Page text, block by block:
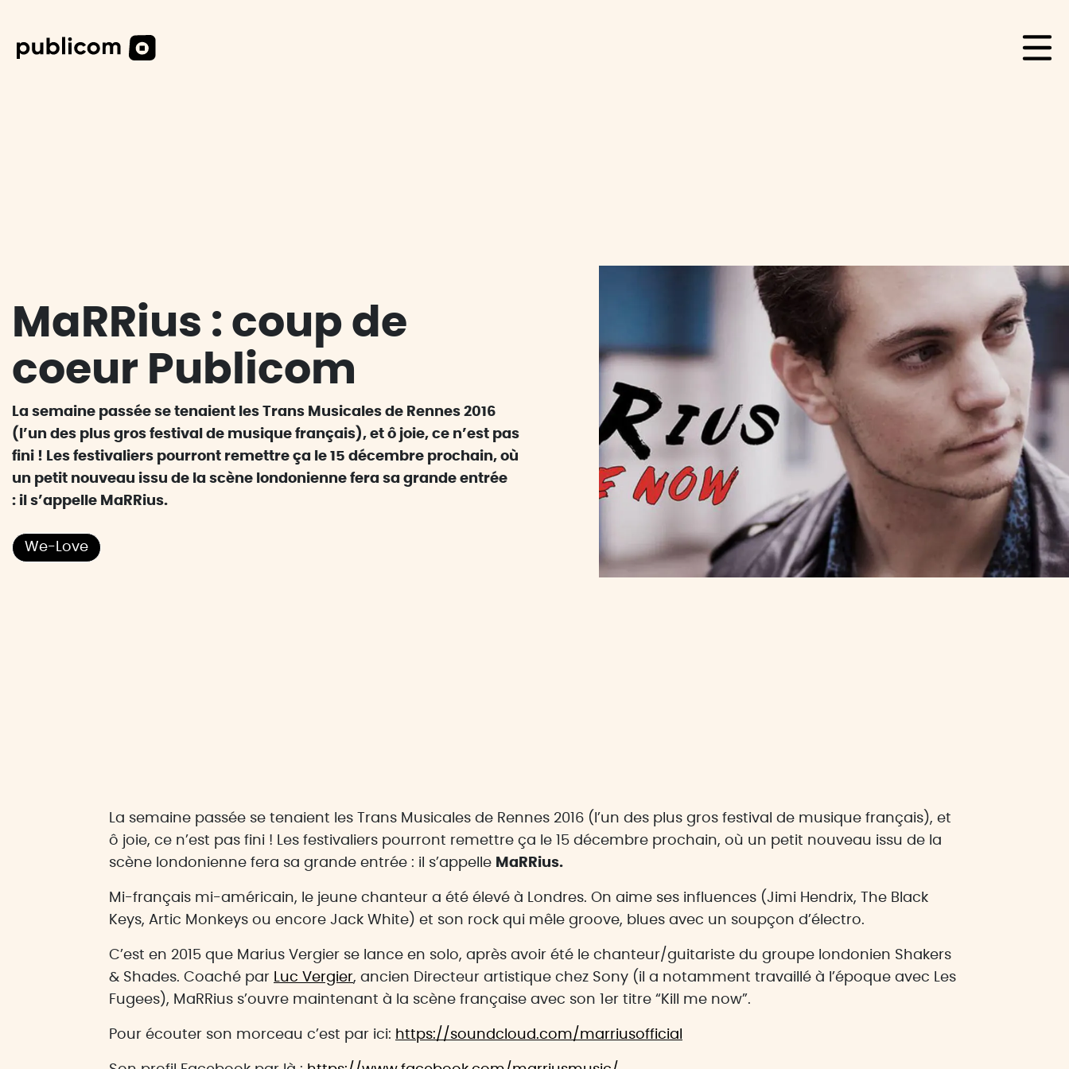
MaRRius : coup de
coeur Publicom
La semaine passée se tenaient les Trans Musicales de Rennes 2016
(l’un des plus gros festival de musique français), et ô joie, ce n’est pas
fini ! Les festivaliers pourront remettre ça le 15 décembre prochain, où
un petit nouveau issu de la scène londonienne fera sa grande entrée
: il s’appelle MaRRius.
We-Love
La semaine passée se tenaient les Trans Musicales de Rennes 2016 (l’un des plus gros festival de musique français), et
ô joie, ce n’est pas fini ! Les festivaliers pourront remettre ça le 15 décembre prochain, où un petit nouveau issu de la
scène londonienne fera sa grande entrée : il s’appelle MaRRius.
Mi-français mi-américain, le jeune chanteur a été élevé à Londres. On aime ses influences (Jimi Hendrix, The Black
Keys, Artic Monkeys ou encore Jack White) et son rock qui mêle groove, blues avec un soupçon d’électro.
C’est en 2015 que Marius Vergier se lance en solo, après avoir été le chanteur/guitariste du groupe londonien Shakers
& Shades. Coaché par Luc Vergier, ancien Directeur artistique chez Sony (il a notamment travaillé à l’époque avec Les
Fugees), MaRRius s’ouvre maintenant à la scène française avec son 1er titre “Kill me now”.
Pour écouter son morceau c’est par ici: https://soundcloud.com/marriusofficial